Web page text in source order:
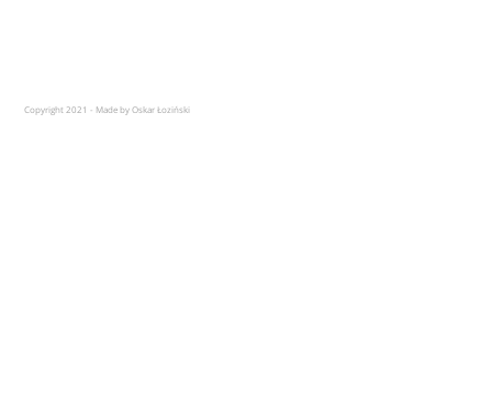
Copyright 2021 - Made by Oskar Łoziński